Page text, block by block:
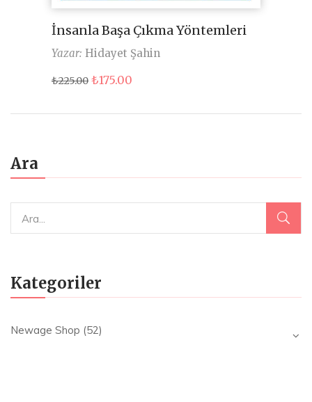
Ara
Kategoriler
Newage Shop (52)
İnsanla Başa Çıkma Yöntemleri
Yazar: Hidayet Şahin
₺225.00 Orijinal
₺175.00
₺175.00.